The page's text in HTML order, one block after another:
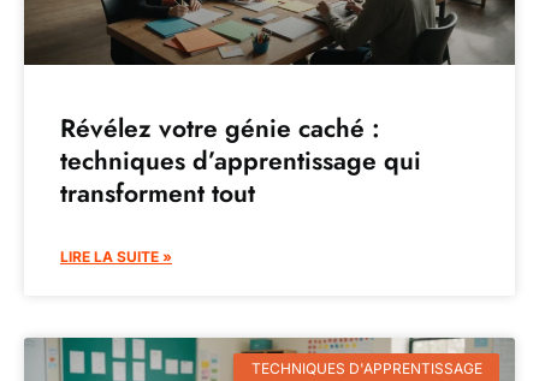
Révélez votre génie caché :
techniques d’apprentissage qui
transforment tout
LIRE LA SUITE »
TECHNIQUES D'APPRENTISSAGE